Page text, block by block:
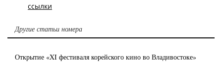
ссылки
Другие статьи номера
Открытие «XI фестиваля корейского кино во Владивостоке»